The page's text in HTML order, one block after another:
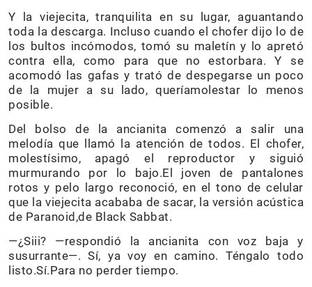
Y la viejecita, tranquilita en su lugar, aguantando
toda la descarga. Incluso cuando el chofer dijo lo de
los bultos incómodos, tomó su maletín y lo apretó
contra ella, como para que no estorbara. Y se
acomodó las gafas y trató de despegarse un poco
de la mujer a su lado, queríamolestar lo menos
posible.
Del bolso de la ancianita comenzó a salir una
melodía que llamó la atención de todos. El chofer,
molestísimo, apagó el reproductor y siguió
murmurando por lo bajo.El joven de pantalones
rotos y pelo largo reconoció, en el tono de celular
que la viejecita acababa de sacar, la versión acústica
de Paranoid,de Black Sabbat.
—¿Siii? —respondió la ancianita con voz baja y
susurrante—. Sí, ya voy en camino. Téngalo todo
listo.Sí.Para no perder tiempo.